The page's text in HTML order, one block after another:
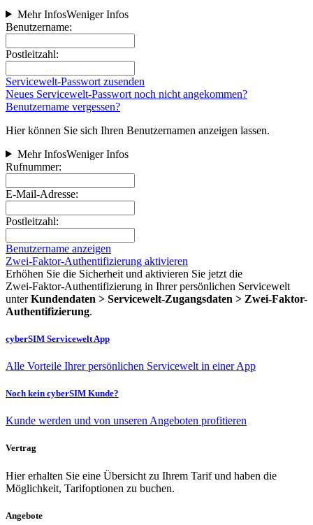
Mehr InfosWeniger Infos
Benutzername:
Postleitzahl:
Servicewelt-Passwort zusenden
Neues Servicewelt-Passwort noch nicht angekommen?
Benutzername vergessen?
Hier können Sie sich Ihren Benutzernamen anzeigen lassen.
Mehr InfosWeniger Infos
Rufnummer:
E-Mail-Adresse:
Postleitzahl:
Benutzername anzeigen
Zwei-Faktor-Authentifizierung aktivieren
Erhöhen Sie die Sicherheit und aktivieren Sie jetzt die
Zwei‑Faktor‑Authentifizierung in Ihrer persönlichen Servicewelt
unterKundendaten > Servicewelt-Zugangsdaten > Zwei-Faktor-
Authentifizierung.
cyberSIM Servicewelt App
Alle Vorteile Ihrer persönlichen Servicewelt in einer App
Noch kein cyberSIM Kunde?
Kunde werden und von unseren Angeboten profitieren
Vertrag
Hier erhalten Sie eine Übersicht zu Ihrem Tarif und haben die
Möglichkeit, Tarifoptionen zu buchen.
Angebote